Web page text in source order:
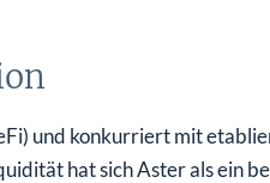
und konkurriert mit
hat sich Aster als ein